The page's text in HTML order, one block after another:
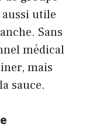
utile
Sans
médical
mais
sauce.